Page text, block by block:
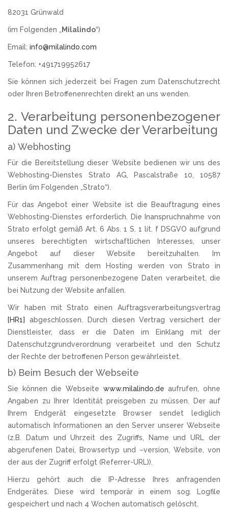
82031 Grünwald
(im Folgenden „ Milalindo“)
Email: info@milalindo.com
Telefon: +491719952617
Sie können sich jederzeit bei Fragen zum Datenschutzrecht
oder Ihren Betroffenenrechten direkt an uns wenden.
2. Verarbeitung personenbezogener
Daten und Zwecke der Verarbeitung
a) Webhosting
Für die Bereitstellung dieser Website bedienen wir uns des
Webhosting-Dienstes Strato AG, Pascalstraße 10, 10587
Berlin (im Folgenden „Strato“).
Für das Angebot einer Website ist die Beauftragung eines
Webhosting-Dienstes erforderlich. Die Inanspruchnahme von
Strato erfolgt gemäß Art. 6 Abs. 1 S. 1 lit. f DSGVO aufgrund
unseres berechtigten wirtschaftlichen Interesses, unser
Angebot auf dieser Website bereitzuhalten. Im
Zusammenhang mit dem Hosting werden von Strato in
unserem Auftrag personenbezogene Daten verarbeitet, die
bei Nutzung der Website anfallen.
Wir haben mit Strato einen Auftragsverarbeitungsvertrag
[HR1]
abgeschlossen. Durch diesen Vertrag versichert der
Dienstleister, dass er die Daten im Einklang mit der
Datenschutzgrundverordnung verarbeitet und den Schutz
der Rechte der betroffenen Person gewährleistet.
b) Beim Besuch der Webseite
Sie können die Webseite www.milalindo.de aufrufen, ohne
Angaben zu Ihrer Identität preisgeben zu müssen. Der auf
Ihrem Endgerät eingesetzte Browser sendet lediglich
automatisch Informationen an den Server unserer Webseite
(z.B. Datum und Uhrzeit des Zugriffs, Name und URL der
abgerufenen Datei, Browsertyp und –version, Website, von
der aus der Zugriff erfolgt (Referrer-URL)).
Hierzu gehört auch die IP-Adresse Ihres anfragenden
Endgerätes. Diese wird temporär in einem sog. Logfile
gespeichert und nach 4 Wochen automatisch gelöscht.